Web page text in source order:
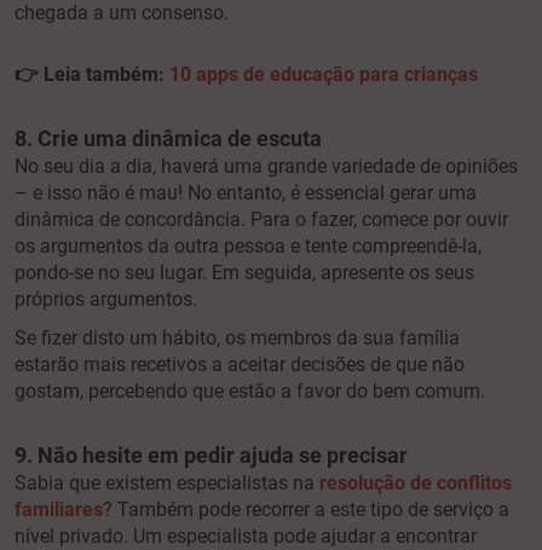
chegada a um consenso.
👉 Leia também: 10 apps de educação para crianças
8. Crie uma dinâmica de escuta
No seu dia a dia, haverá uma grande variedade de opiniões
– e isso não é mau! No entanto, é essencial gerar uma
dinâmica de concordância. Para o fazer, comece por ouvir
os argumentos da outra pessoa e tente compreendê-la,
pondo-se no seu lugar. Em seguida, apresente os seus
próprios argumentos.
Se fizer disto um hábito, os membros da sua família
estarão mais recetivos a aceitar decisões de que não
gostam, percebendo que estão a favor do bem comum.
9. Não hesite em pedir ajuda se precisar
Sabia que existem especialistas na resolução de conflitos
familiares? Também pode recorrer a este tipo de serviço a
nível privado. Um especialista pode ajudar a encontrar